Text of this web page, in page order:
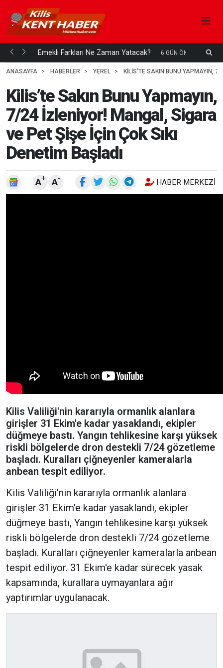
mi... Emekli Farkları Ne Zaman Yatacak? 6 GÜN ÖNCE
ANASAYFA
HABERLER YEREL KILIS’TE SAKIN BUNU YAPMAYIN,
Kilis’te Sakın Bunu Yapmayın,
7/24 İzleniyor! Mangal, Sigara
ve Pet Şişe İçin Çok Sıkı
Denetim Başladı
A+ A- HABER MERKEZI
Kilis Valiliği'nin kararıyla ormanlık alanlara
girişler 31 Ekim'e kadar yasaklandı, ekipler
düğmeye bastı. Yangın tehlikesine karşı yüksek
riskli bölgelerde dron destekli 7/24 gözetleme
başladı. Kuralları çiğneyenler kameralarla
anbean tespit ediliyor.
Kilis Valiliği'nin kararıyla ormanlık alanlara
girişler 31 Ekim'e kadar yasaklandı, ekipler
düğmeye bastı, Yangın tehlikesine karşı yüksek
riskli bölgelerde dron destekli 7/24 gözetleme
başladı. Kuralları çiğneyenler kameralarla anbean
tespit ediliyor. 31 Ekim'e kadar sürecek yasak
kapsamında, kurallara uymayanlara ağır
yaptırımlar uygulanacak.